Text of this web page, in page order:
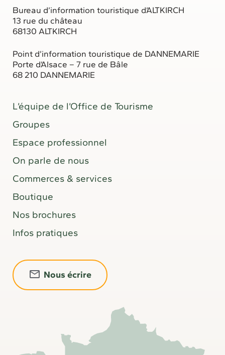
Bureau d’information touristique d’ALTKIRCH
13 rue du château
68130 ALTKIRCH
Point d’information touristique de DANNEMARIE
Porte d’Alsace – 7 rue de Bâle
68 210 DANNEMARIE
L’équipe de l’Office de Tourisme
Groupes
Espace professionnel
On parle de nous
Commerces & services
Boutique
Nos brochures
Infos pratiques
Nous écrire